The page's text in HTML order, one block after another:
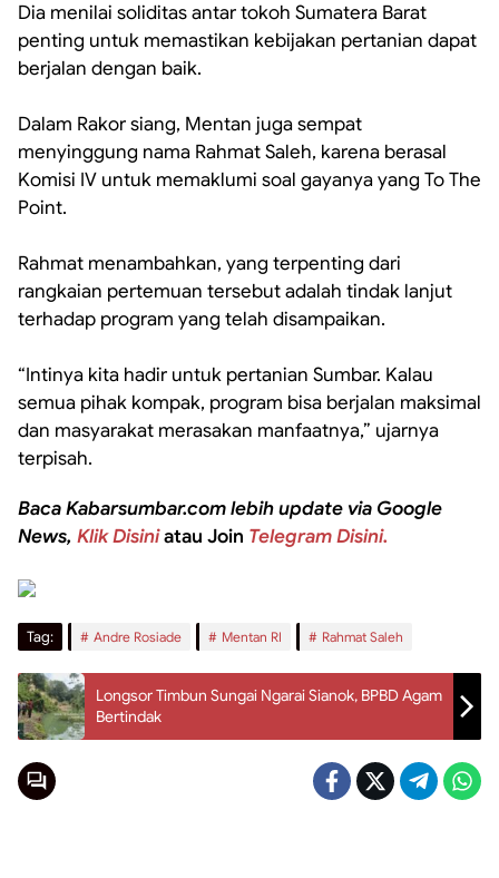
‎Dia menilai soliditas antar tokoh Sumatera Barat
penting untuk memastikan kebijakan pertanian dapat
berjalan dengan baik.
‎Dalam Rakor siang, Mentan juga sempat
menyinggung nama Rahmat Saleh, karena berasal
Komisi IV untuk memaklumi soal gayanya yang To The
Point.
‎Rahmat menambahkan, yang terpenting dari
rangkaian pertemuan tersebut adalah tindak lanjut
terhadap program yang telah disampaikan.
‎“Intinya kita hadir untuk pertanian Sumbar. Kalau
semua pihak kompak, program bisa berjalan maksimal
dan masyarakat merasakan manfaatnya,” ujarnya
terpisah.
Baca Kabarsumbar.com lebih update via Google
News, Klik Disiniatau Join Telegram Disini.
Tag: Andre Rosiade Mentan RI Rahmat Saleh
Longsor Timbun Sungai Ngarai Sianok, BPBD Agam
Bertindak